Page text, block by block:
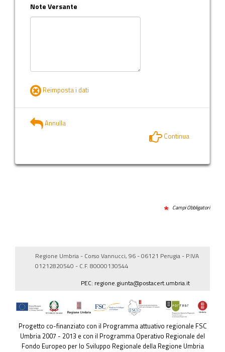
Note Versante
Reimposta i dati
Annulla
Continua
Campi Obbligatori
Regione Umbria - Corso Vannucci, 96 - 06121 Perugia - P.IVA
01212820540 - C.F. 80000130544
PEC: regione.giunta@postacert.umbria.it
Progetto co-finanziato con il Programma attuativo regionale FSC
Umbria 2007 - 2013 e con il Programma Operativo Regionale del
Fondo Europeo per lo Sviluppo Regionale della Regione Umbria